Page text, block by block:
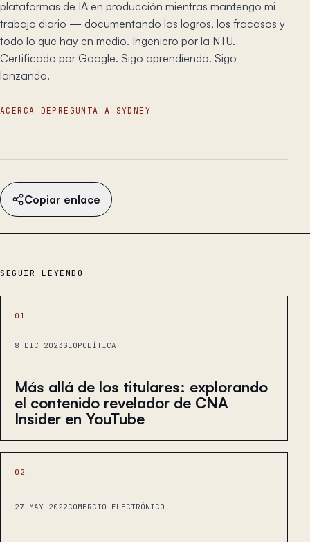
plataformas de IA en producción mientras mantengo mi
trabajo diario — documentando los logros, los fracasos y
todo lo que hay en medio. Ingeniero por la NTU.
Certificado por Google. Sigo aprendiendo. Sigo
lanzando.
ACERCA DE PREGUNTA A SYDNEY
Copiar enlace
SEGUIR LEYENDO
01
8 DIC 2023GEOPOLÍTICA
Más allá de los titulares: explorando
el contenido revelador de CNA
Insider en YouTube
02
27 MAY 2022COMERCIO ELECTRÓNICO